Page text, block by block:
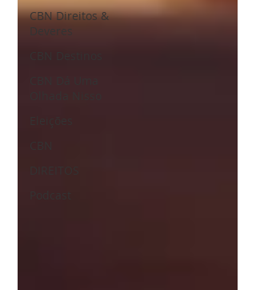
CBN Direitos &
Deveres